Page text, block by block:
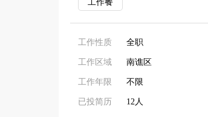
工作餐
工作性质 全职
工作区域 南谯区
工作年限 不限
已投简历 12人